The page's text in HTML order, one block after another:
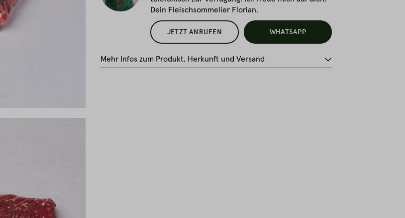
Dein Fleischsommelier Florian.
JETZT ANRUFEN WHATSAPP
Mehr Infos zum Produkt, Herkunft und Versand